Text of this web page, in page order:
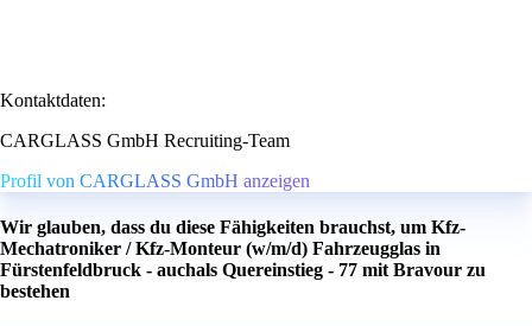
Kontaktdaten:
CARGLASS GmbH Recruiting-Team
Profil von CARGLASS GmbH anzeigen
Wir glauben, dass du diese Fähigkeiten brauchst, um Kfz-
Mechatroniker / Kfz-Monteur (w/m/d) Fahrzeugglas in
Fürstenfeldbruck - auchals Quereinstieg - 77 mit Bravour zu
bestehen